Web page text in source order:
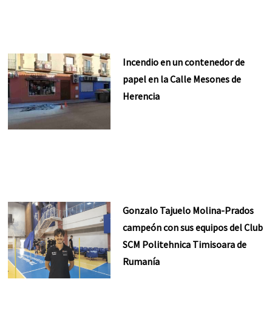
Incendio en un contenedor de
papel en la Calle Mesones de
Herencia
Gonzalo Tajuelo Molina-Prados
campeón con sus equipos del Club
SCM Politehnica Timisoara de
Rumanía